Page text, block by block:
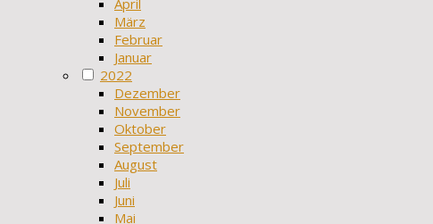
April
März
Februar
Januar
2022
Dezember
November
Oktober
September
August
Juli
Juni
Mai